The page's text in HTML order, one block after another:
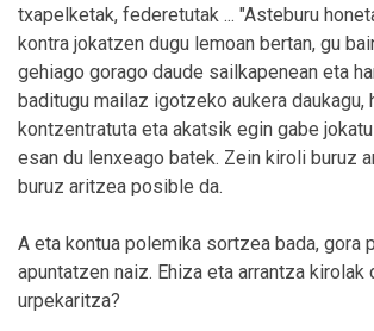
txapelketak, federetutak ... "Asteburu
kontra jokatzen dugu lemoan bertan, gu
gehiago gorago daude sailkapenean eta
baditugu mailaz igotzeko aukera daukagu,
kontzentratuta eta akatsik egin gabe
esan du lenxeago batek. Zein kiroli buruz
buruz aritzea posible da.
A eta kontua polemika sortzea bada, gora
apuntatzen naiz. Ehiza eta arrantza kirolak
urpekaritza?